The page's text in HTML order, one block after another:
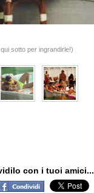
sotto per ingrandirle!)
con i tuoi amici...